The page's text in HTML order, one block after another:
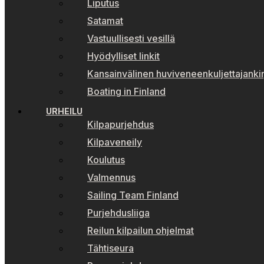
Liputus
Satamat
Vastuullisesti vesillä
Hyödylliset linkit
Kansainvälinen
Boating in Finland
URHEILU
Kilpapurjehdus
Kilpaveneily
Koulutus
Valmennus
Sailing Team Finland
Purjehdusliiga
Reilun kilpailun ohjelmat
Tähtiseura